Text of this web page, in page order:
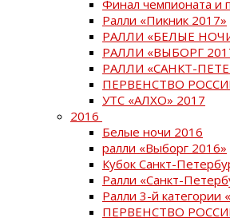
Финал чемпионата и
Ралли «Пикник 2017»
РАЛЛИ «БЕЛЫЕ
РАЛЛИ «ВЫБОРГ
РАЛЛИ «САНКТ-
ПЕРВЕНСТВО
УТС «АЛХО» 2017
2016
Белые ночи 2016
ралли «Выборг 2016»
Кубок Санкт-
Ралли «Санкт-
Ралли 3-й категории
ПЕРВЕНСТВО